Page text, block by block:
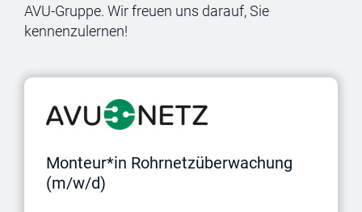
AVU-Gruppe. Wir freuen uns darauf, Sie
kennenzulernen!
Monteur*in Rohrnetzüberwachung
(m/w/d)